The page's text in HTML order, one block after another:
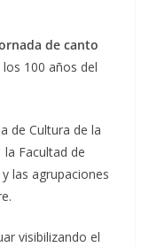
de canto
100 años del
de Cultura de la
Facultad de
las agrupaciones
visibilizando el